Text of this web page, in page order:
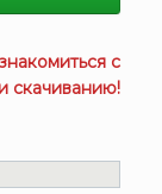
с
скачиванию!